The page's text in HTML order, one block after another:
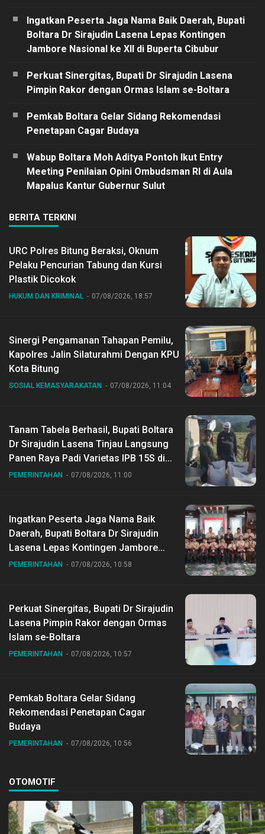
Ingatkan Peserta Jaga Nama Baik Daerah, Bupati
Boltara Dr Sirajudin Lasena Lepas Kontingen
Jambore Nasional ke XII di Buperta Cibubur
Perkuat Sinergitas, Bupati Dr Sirajudin Lasena
Pimpin Rakor dengan Ormas Islam se-Boltara
Pemkab Boltara Gelar Sidang Rekomendasi
Penetapan Cagar Budaya
Wabup Boltara Moh Aditya Pontoh Ikut Entry
Meeting Penilaian Opini Ombudsman RI di Aula
Mapalus Kantur Gubernur Sulut
BERITA TERKINI
URC Polres Bitung Beraksi, Oknum
Pelaku Pencurian Tabung dan Kursi
Plastik Dicokok
HUKUM DAN KRIMINAL 07/08/2026, 18:57
Sinergi Pengamanan Tahapan Pemilu,
Kapolres Jalin Silaturahmi Dengan KPU
Kota Bitung
SOSIAL KEMASYARAKATAN 07/08/2026, 11:04
Tanam Tabela Berhasil, Bupati Boltara
Dr Sirajudin Lasena Tinjau Langsung
Panen Raya Padi Varietas IPB 15S di
Desa Gihang
PEMERINTAHAN 07/08/2026, 11:00
Ingatkan Peserta Jaga Nama Baik
Daerah, Bupati Boltara Dr Sirajudin
Lasena Lepas Kontingen Jambore
Nasional ke XII di Buperta Cibubur
PEMERINTAHAN 07/08/2026, 10:58
Perkuat Sinergitas, Bupati Dr Sirajudin
Lasena Pimpin Rakor dengan Ormas
Islam se-Boltara
PEMERINTAHAN 07/08/2026, 10:57
Pemkab Boltara Gelar Sidang
Rekomendasi Penetapan Cagar
Budaya
PEMERINTAHAN 07/08/2026, 10:56
OTOMOTIF